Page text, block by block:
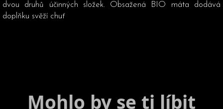
dvou druhů účinných složek. Obsažená BIO máta dodává
doplňku svěží chuť